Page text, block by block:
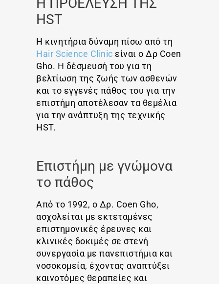
HST
Η κινητήρια δύναμη πίσω από τη
Hair Science Clinic είναι ο Δρ Coen
Gho. Η δέσμευσή του για τη
βελτίωση της ζωής των ασθενών
και το εγγενές πάθος του για την
επιστήμη αποτέλεσαν τα θεμέλια
για την ανάπτυξη της τεχνικής
HST.
Επιστήμη με γνώμονα
το πάθος
Από το 1992, ο Δρ. Coen Gho,
ασχολείται με εκτεταμένες
επιστημονικές έρευνες και
κλινικές δοκιμές σε στενή
συνεργασία με πανεπιστήμια και
νοσοκομεία, έχοντας αναπτύξει
καινοτόμες θεραπείες και